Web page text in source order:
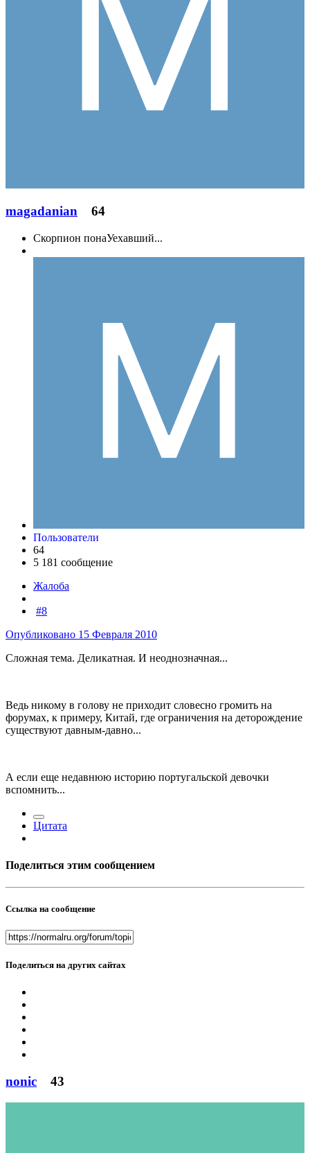
magadanian 64
Скорпион понаУехавший...
Пользователи
64
5 181 сообщение
Жалоба
#8
Опубликовано 15 Февраля 2010
Сложная тема. Деликатная. И неоднозначная...
Ведь никому в голову не приходит словесно громить на
форумах, к примеру, Китай, где ограничения на деторождение
существуют давным-давно...
А если еще недавнюю историю португальской девочки
вспомнить...
Цитата
Поделиться этим сообщением
Ссылка на сообщение
Поделиться на других сайтах
nonic 43